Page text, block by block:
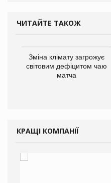
ЧИТАЙТЕ ТАКОЖ
Зміна клімату загрожує
світовим дефіцитом чаю
матча
КРАЩІ КОМПАНІЇ